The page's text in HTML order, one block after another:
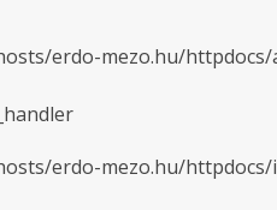
erdo-mezo.hu/
erdo-mezo.hu/httpdocs/